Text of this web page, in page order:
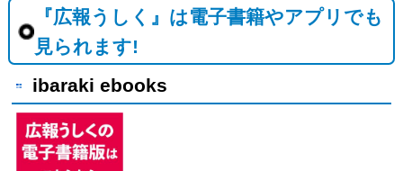
『広報うしく』は電子書籍やアプリでも
見られます!
ibaraki ebooks